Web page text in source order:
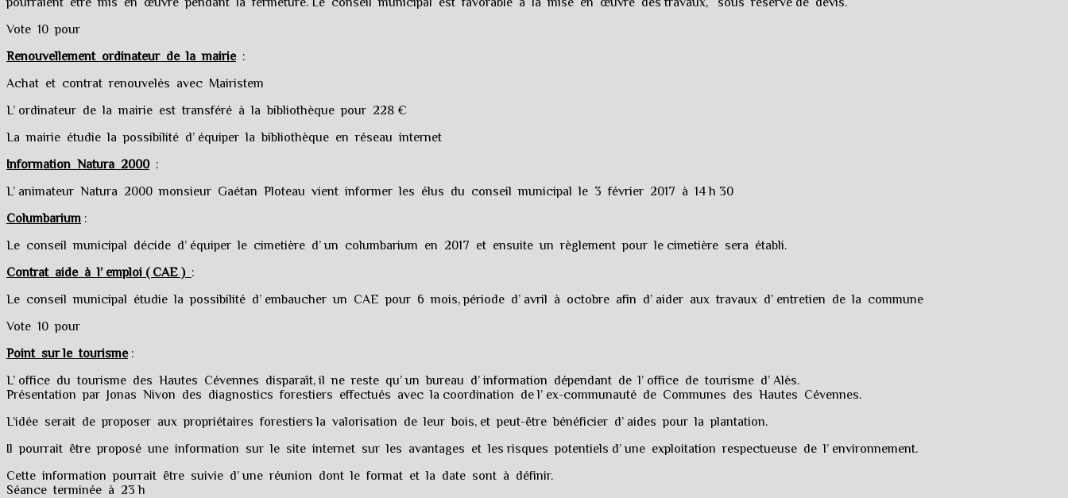
Vote 10 pour
Renouvellement ordinateur de la mairie:
Achat et contrat renouvelés avec Mairistem
L’ ordinateur de la mairie est transféré à la bibliothèque pour 228 €
La mairie étudie la possibilité d’ équiper la bibliothèque en réseau internet
Information Natura 2000:
L’ animateur Natura 2000 monsieur Gaétan Ploteau vient informer les élus du conseil municipal le 3 février 2017 à 14 h 30
Columbarium :
Le conseil municipal décide d’ équiper le cimetière d’ un columbarium en 2017 et ensuite un règlement pour le cimetière sera établi.
Contrat aide à l’ emploi ( CAE ) :
Le conseil municipal étudie la possibilité d’ embaucher un CAE pour 6 mois, période d’ avril à octobre afin d’ aider aux travaux d’ entretien de la commune
Vote 10 pour
Point sur le tourisme:
L’ office du tourisme des Hautes Cévennes disparaît, il ne reste qu’ un bureau d’ information dépendant de l’ office de tourisme d’ Alès.
Présentation par Jonas Nivon des diagnostics forestiers effectués avec la coordination de l’ ex-communauté de Communes des Hautes Cévennes.
L’idée serait de proposer aux propriétaires forestiers la valorisation de leur bois, et peut-être bénéficier d’ aides pour la plantation.
Il pourrait être proposé une information sur le site internet sur les avantages et les risques potentiels d’ une exploitation respectueuse de l’ environnement.
Cette information pourrait être suivie d’ une réunion dont le format et la date sont à définir.
Séance terminée à 23 h